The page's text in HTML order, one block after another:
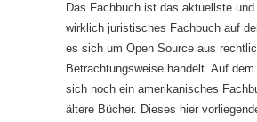
Das Fachbuch ist das aktuellste
wirklich juristisches Fachbuch auf
es sich um Open Source aus
Betrachtungsweise handelt. Auf
sich noch ein amerikanisches
ältere Bücher. Dieses hier